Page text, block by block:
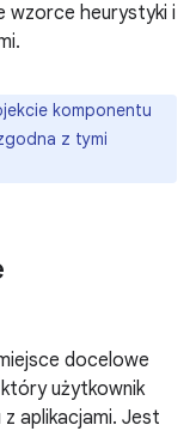
wzorce heurystyki i
komponentu
z tymi
docelowe
użytkownik
z aplikacjami. Jest